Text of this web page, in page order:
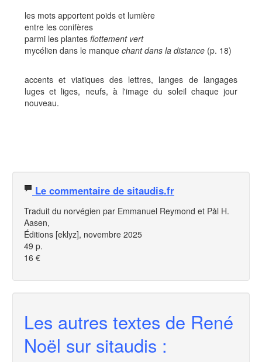
les mots apportent poids et lumière
entre les conifères
parmi les plantes flottement vert
mycélien dans le manque chant dans la distance (p. 18)
accents et viatiques des lettres, langes de langages
luges et liges, neufs, à l'image du soleil chaque jour
nouveau.
Le commentaire de sitaudis.fr
Traduit du norvégien par Emmanuel Reymond et Pål H.
Aasen,
Éditions [eklyz], novembre 2025
49 p.
16 €
Les autres textes de René
Noël sur sitaudis :